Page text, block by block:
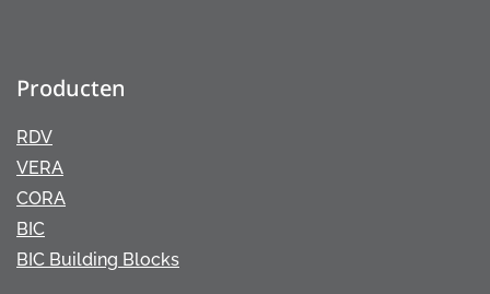
Producten
RDV
VERA
CORA
BIC
BIC Building Blocks